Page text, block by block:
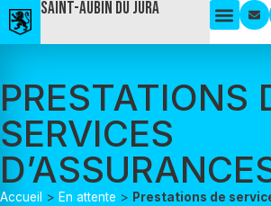
Saint-Aubin du Jura
PRESTATIONS
SERVICES
Accueil > En attente > Prestations de